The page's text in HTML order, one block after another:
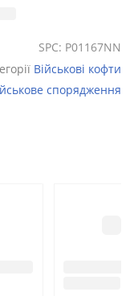
SPC: P01167NN
Військові кофти
спорядження